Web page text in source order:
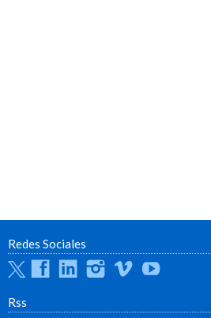
Redes Sociales
TwitterFacebookLinkedinInstagram
Vimeo
Rss